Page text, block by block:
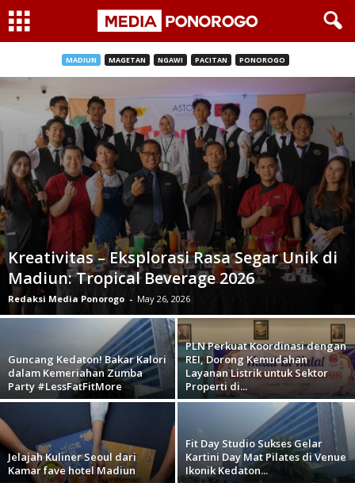
MADIUN MAGETAN NGAWI PACITAN PONOROGO
Kreativitas – Eksplorasi Rasa Segar Unik di
Madiun: Tropical Beverage 2026
Redaksi Media Ponorogo - May 26, 2026
Guncang Kedaton! Bakar Kalori
dalam Kemeriahan Zumba
Party #LessFatFitMore
PLN Perkuat Koordinasi dengan
REI, Dorong Kemudahan
Layanan Listrik untuk Sektor
Properti di...
Jelajah Kuliner Seoul dari
Kamar fave hotel Madiun
Fit Day Studio Sukses Gelar
Kartini Day Mat Pilates di Venue
Ikonik Kedaton...